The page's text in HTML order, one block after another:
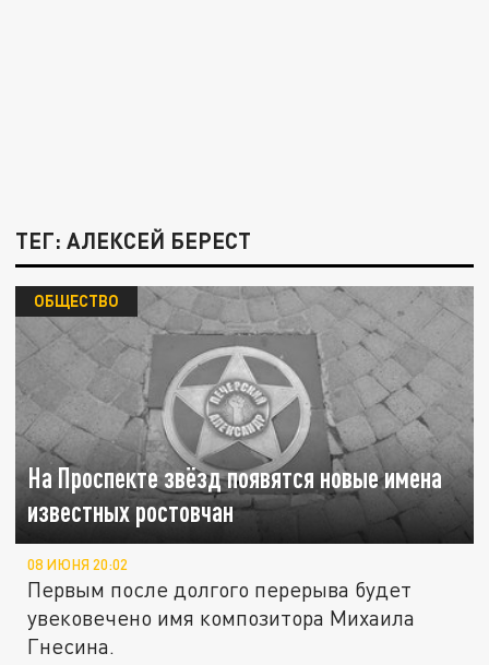
ТЕГ: АЛЕКСЕЙ БЕРЕСТ
На Проспекте звёзд появятся новые имена
известных ростовчан
ОБЩЕСТВО
08 ИЮНЯ 20:02
Первым после долгого перерыва будет
увековечено имя композитора Михаила
Гнесина.